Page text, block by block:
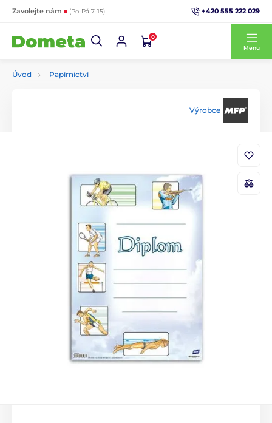
Zavolejte nám (Po-Pá 7-15) +420 555 222 029
0
Menu
Úvod Papírnictví
Výrobce